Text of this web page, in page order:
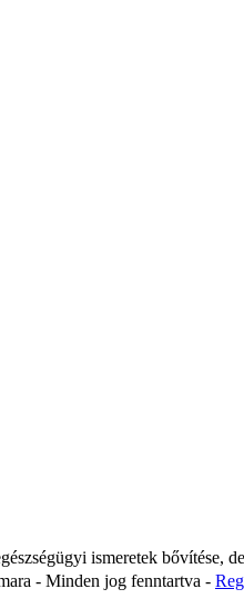
ismeretek bővítése,
- Minden jog fenntartva -